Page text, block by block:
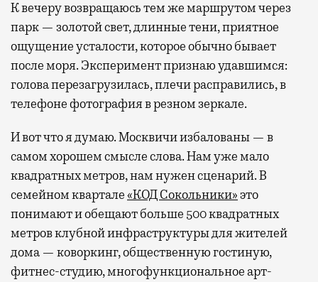
К вечеру возвращаюсь тем же маршрутом через
парк — золотой свет, длинные тени, приятное
ощущение усталости, которое обычно бывает
после моря. Эксперимент признаю удавшимся:
голова перезагрузилась, плечи расправились, в
телефоне фотография в резном зеркале.
И вот что я думаю. Москвичи избалованы — в
самом хорошем смысле слова. Нам уже мало
квадратных метров, нам нужен сценарий. В
семейном квартале«КОД Сокольники»это
понимают и обещают больше 500 квадратных
метров клубной инфраструктуры для жителей
дома — коворкинг, общественную гостиную,
фитнес-студию, многофункциональное арт-